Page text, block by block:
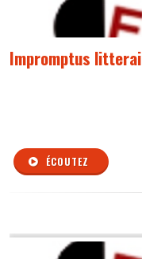
Impromptus
ÉCOUTEZ